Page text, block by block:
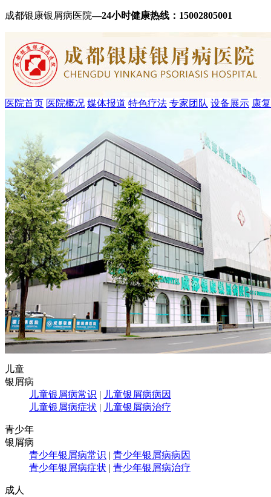
成都银康银屑病医院—24小时健康热线： 15002805001
医院首页 医院概况 媒体报道 特色疗法 专家团队 设备展示 康
儿童
银屑病
儿童银屑病常识 | 儿童银屑病病因
儿童银屑病症状 | 儿童银屑病治疗
青少年
银屑病
青少年银屑病常识 | 青少年银屑病病因
青少年银屑病症状 | 青少年银屑病治疗
成人